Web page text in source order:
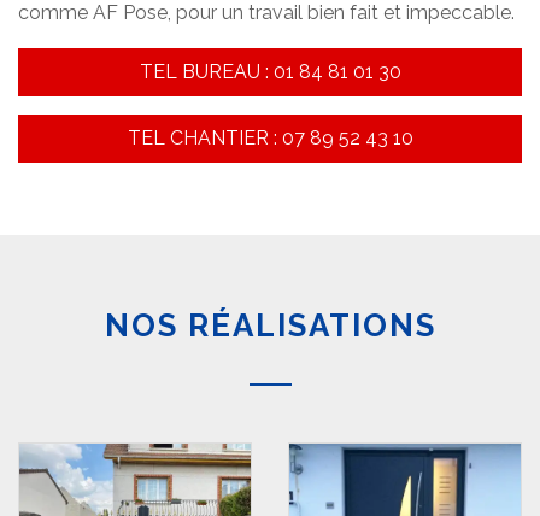
comme AF Pose, pour un travail bien fait et impeccable.
TEL BUREAU : 01 84 81 01 30
TEL CHANTIER : 07 89 52 43 10
NOS RÉALISATIONS